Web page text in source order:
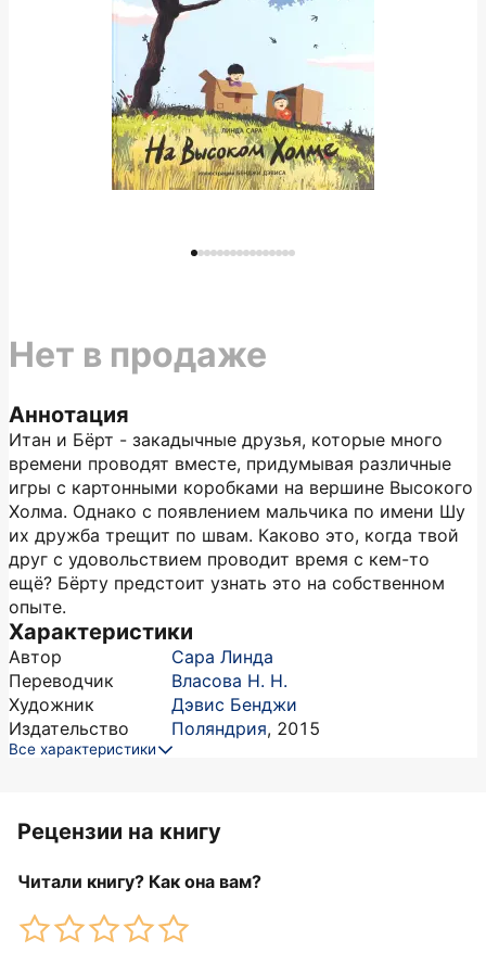
Аннотация
Итан и Бёрт - закадычные друзья, которые много
времени проводят вместе, придумывая различные
игры с картонными коробками на вершине Высокого
Холма. Однако с появлением мальчика по имени Шу
их дружба трещит по швам. Каково это, когда твой
друг с удовольствием проводит время с кем-то
ещё? Бёрту предстоит узнать это на собственном
опыте.
Характеристики
Автор
Сара Линда
Переводчик
Власова Н. Н.
Художник
Дэвис Бенджи
Издательство
Поляндрия, 2015
Все характеристики
Нет в продаже
Рецензии на книгу
Читали книгу? Как она вам?